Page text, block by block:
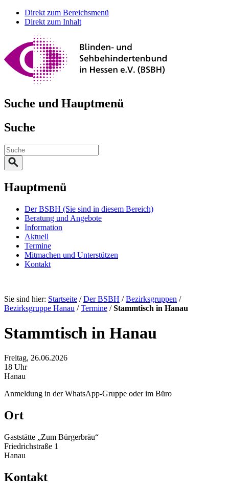
Direkt zum Bereichsmenü
Direkt zum Inhalt
Suche und Hauptmenü
Suche
Hauptmenü
Der BSBH (Sie sind in diesem Bereich)
Beratung und Angebote
Information
Aktuell
Termine
Mitmachen und Unterstützen
Kontakt
Sie sind hier: Startseite / Der BSBH /Bezirksgruppen /
Bezirksgruppe Hanau /Termine /Stammtisch in Hanau
Stammtisch in Hanau
Freitag, 26.06.2026
18 Uhr
Hanau
Anmeldung in der WhatsApp-Gruppe oder im Büro
Ort
Gaststätte „Zum Bürgerbräu“
Friedrichstraße 1
Hanau
Kontakt